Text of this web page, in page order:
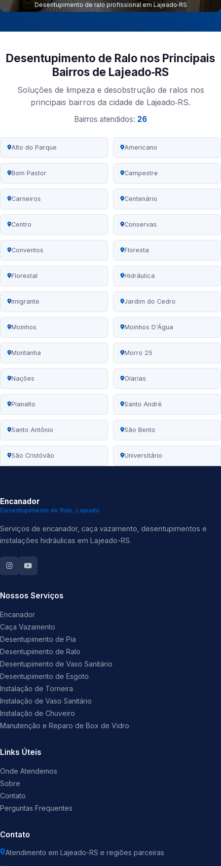
Desentupimento de ralo profissional em Lajeado‑RS
Desentupimento de Ralo nos Principais
Bairros de Lajeado‑RS
Soluções de limpeza e desobstrução de ralos nos
principais bairros da cidade de Lajeado‑RS.
Bairros atendidos: 26
Alto do Parque Americano
Bom Pastor Campestre
Carneiros Centenário
Centro Conservas
Conventos Floresta
Florestal Hidráulica
Imigrante Jardim do Cedro
Moinhos Moinhos D'Água
Montanha Morro 25
Nações Olarias
Planalto Santo André
Santo Antônio São Bento
São Cristóvão Universitário
Encanador
Desentupimento de Ralo, Lajeado
Serviços de encanador, caça vazamento, desentupimentos e
instalações hidráulicas em Lajeado-RS.
Nossos Serviços
Encanador
Caça Vazamento
Desentupimento de Pia
Desentupimento de Ralo
Desentupimento de Vaso Sanitário
Desentupimento de Esgoto
Instalação de Torneira
Instalação de Vaso Sanitário
Instalação de Chuveiro
Manutenção e Reparo de Box de Vidro
Links Úteis
Onde Atendemos
Sobre
Contato
Perguntas Frequentes
Contato
Atendimento em Lajeado-RS e regiões parceiras